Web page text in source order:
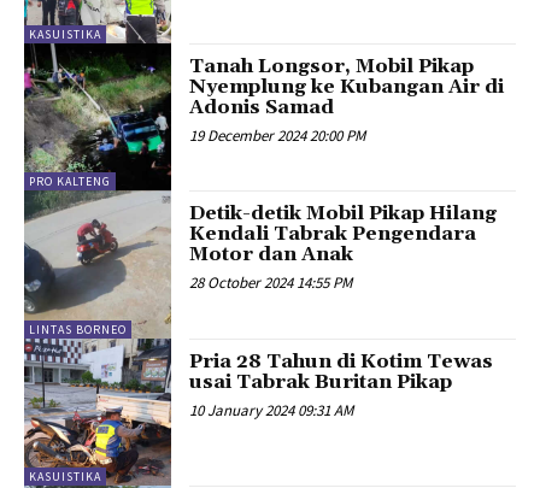
KASUISTIKA
PRO KALTENG
Tanah Longsor, Mobil Pikap
Nyemplung ke Kubangan Air di
Adonis Samad
19 December 2024 20:00 PM
LINTAS BORNEO
Detik-detik Mobil Pikap Hilang
Kendali Tabrak Pengendara
Motor dan Anak
28 October 2024 14:55 PM
KASUISTIKA
Pria 28 Tahun di Kotim Tewas
usai Tabrak Buritan Pikap
10 January 2024 09:31 AM